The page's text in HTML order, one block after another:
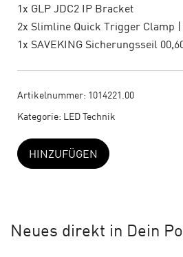
1x GLP JDC2 IP Bracket
2x Slimline Quick Trigger Clamp
1x SAVEKING Sicherungsseil
Artikelnummer: 1014221.00
Kategorie: LED Technik
HINZUFÜGEN
Neues direkt in Dein